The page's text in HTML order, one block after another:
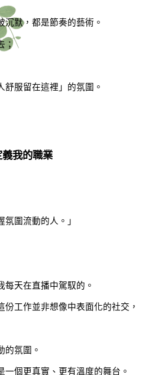
默，都是節奏的藝術。
；
服留在這裡」的氛圍。
我的職業
圍流動的人。」
天在直播中駕馭的。
工作並非想像中表面化的社交，
的氛圍。
個更真實、更有溫度的舞台。